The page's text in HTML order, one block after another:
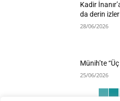
Kadir
da derin
28/06/2026
Münih’te
25/06/2026